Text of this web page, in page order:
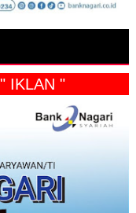
" IKLAN "